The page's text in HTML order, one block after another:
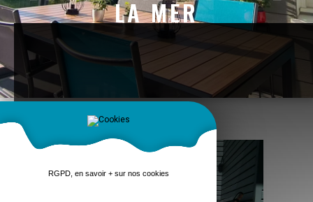
LA MER
RGPD, en savoir + sur nos cookies